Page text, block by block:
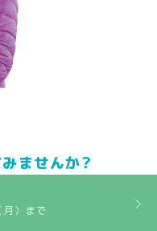
）まで
ませんか?
は、道路見学ツアーの
法等、道路見学ツアー